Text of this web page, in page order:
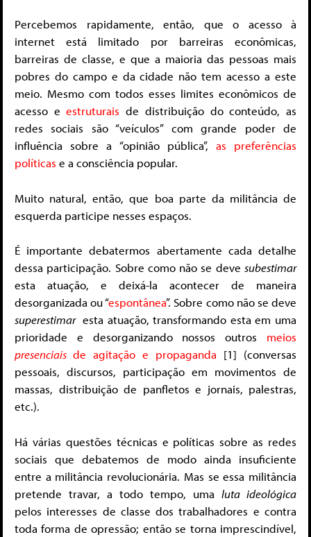
Percebemos rapidamente, então, que o acesso à
internet está limitado por barreiras econômicas,
barreiras de classe, e que a maioria das pessoas mais
pobres do campo e da cidade não tem acesso a este
meio. Mesmo com todos esses limites econômicos de
acesso eestruturais de distribuição do conteúdo, as
redes sociais são “veículos” com grande poder de
influência sobre a “opinião pública”, as preferências
políticas e a consciência popular.
Muito natural, então, que boa parte da militância de
esquerda participe nesses espaços.
É importante debatermos abertamente cada detalhe
dessa participação. Sobre como não se deve subestimar
esta atuação, e deixá-la acontecer de maneira
desorganizada ou “espontânea”. Sobre como não se deve
superestimar esta atuação, transformando esta em uma
prioridade e desorganizando nossos outros meios
presenciais de agitação e propaganda [1] (conversas
pessoais, discursos, participação em movimentos de
massas, distribuição de panfletos e jornais, palestras,
etc.).
Há várias questões técnicas e políticas sobre as redes
sociais que debatemos de modo ainda insuficiente
entre a militância revolucionária. Mas se essa militância
pretende travar, a todo tempo, uma luta ideológica
pelos interesses de classe dos trabalhadores e contra
toda forma de opressão; então se torna imprescindível,